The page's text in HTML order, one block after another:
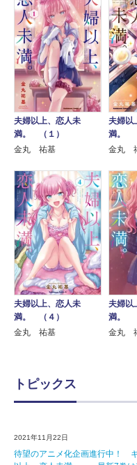
夫婦以上、恋人未
満。 （１）
金丸 祐基
夫婦以
満。
金丸
夫婦以上、恋人未
満。 （４）
金丸 祐基
夫婦以
満。
金丸
トピックス
2021年11月22日
待望のアニメ化企画進行中！